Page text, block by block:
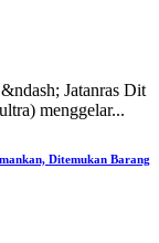
Jatanras Dit
menggelar...
Ditemukan Barang